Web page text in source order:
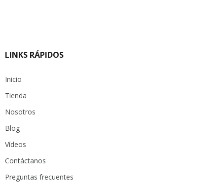
LINKS RÁPIDOS
Inicio
Tienda
Nosotros
Blog
Vídeos
Contáctanos
Preguntas frecuentes